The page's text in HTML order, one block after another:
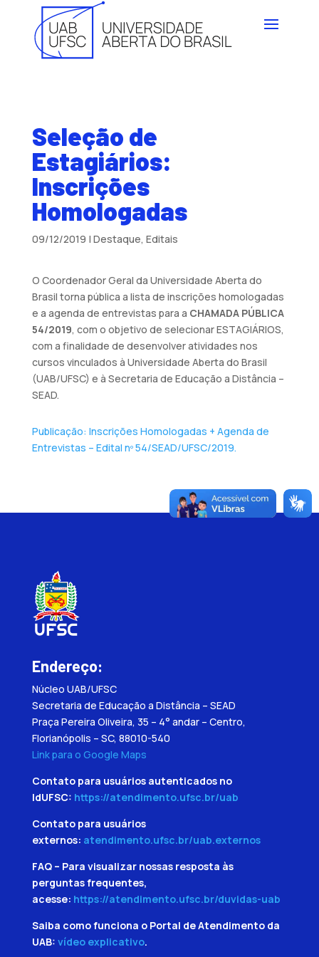
Seleção de
Estagiários:
Inscrições
Homologadas
09/12/2019 | Destaque, Editais
O Coordenador Geral da Universidade Aberta do
Brasil torna pública a lista de inscrições homologadas
e a agenda de entrevistas para a CHAMADA PÚBLICA
54/2019, com o objetivo de selecionar ESTAGIÁRIOS,
com a finalidade de desenvolver atividades nos
cursos vinculados à Universidade Aberta do Brasil
(UAB/UFSC) e à Secretaria de Educação a Distância –
SEAD.
Publicação: Inscrições Homologadas + Agenda de
Entrevistas – Edital nº 54/SEAD/UFSC/2019.
Endereço:
Núcleo UAB/UFSC
Secretaria de Educação a Distância – SEAD
Praça Pereira Oliveira, 35 – 4° andar – Centro,
Florianópolis – SC, 88010-540
Link para o Google Maps
Contato para usuários autenticados no
IdUFSC: https://atendimento.ufsc.br/uab
Contato para usuários
externos: atendimento.ufsc.br/uab.externos
FAQ – Para visualizar nossas resposta às
perguntas frequentes,
acesse: https://atendimento.ufsc.br/duvidas-uab
Saiba como funciona o Portal de Atendimento da
UAB: vídeo explicativo.